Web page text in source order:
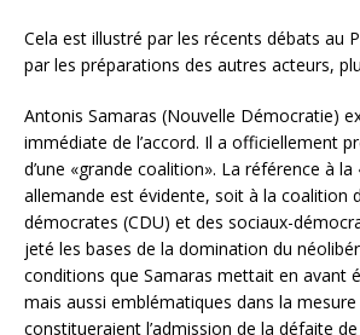
Cela est illustré par les récents débats au
par les préparations des autres acteurs,
Antonis Samaras (Nouvelle Démocratie)
immédiate de l’accord. Il a officiellement
d’une «grande coalition». La référence à
allemande est évidente, soit à la coalition
démocrates (CDU) et des sociaux-
jeté les bases de la domination du
conditions que Samaras mettait en avant
mais aussi emblématiques dans la
constitueraient l’admission de la défaite